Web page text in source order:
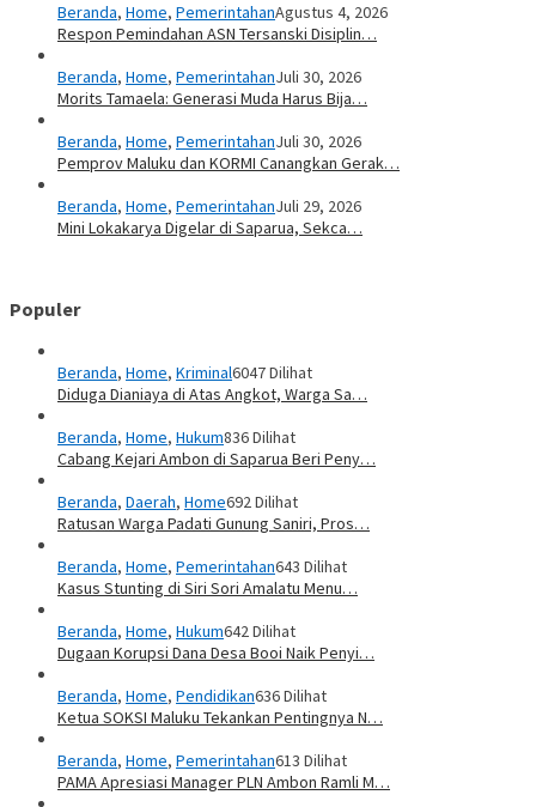
Beranda, Home, PemerintahanAgustus 4, 2026
Respon Pemindahan ASN Tersanski Disiplin…
Beranda, Home, PemerintahanJuli 30, 2026
Morits Tamaela: Generasi Muda Harus Bija…
Beranda, Home, PemerintahanJuli 30, 2026
Pemprov Maluku dan KORMI Canangkan Gerak…
Beranda, Home, PemerintahanJuli 29, 2026
Mini Lokakarya Digelar di Saparua, Sekca…
Populer
Beranda, Home, Kriminal6047 Dilihat
Diduga Dianiaya di Atas Angkot, Warga Sa…
Beranda, Home, Hukum836 Dilihat
Cabang Kejari Ambon di Saparua Beri Peny…
Beranda, Daerah, Home692 Dilihat
Ratusan Warga Padati Gunung Saniri, Pros…
Beranda, Home, Pemerintahan643 Dilihat
Kasus Stunting di Siri Sori Amalatu Menu…
Beranda, Home, Hukum642 Dilihat
Dugaan Korupsi Dana Desa Booi Naik Penyi…
Beranda, Home, Pendidikan636 Dilihat
Ketua SOKSI Maluku Tekankan Pentingnya N…
Beranda, Home, Pemerintahan613 Dilihat
PAMA Apresiasi Manager PLN Ambon Ramli M…